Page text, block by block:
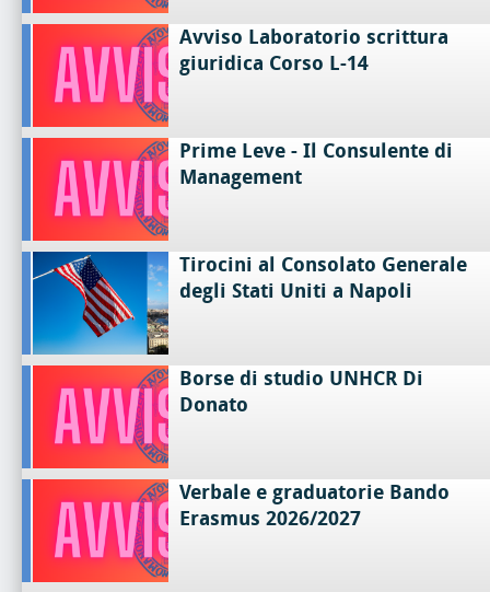
Avviso Laboratorio scrittura
giuridica Corso L-14
Prime Leve - Il Consulente di
Management
Tirocini al Consolato Generale
degli Stati Uniti a Napoli
Borse di studio UNHCR Di
Donato
Verbale e graduatorie Bando
Erasmus 2026/2027